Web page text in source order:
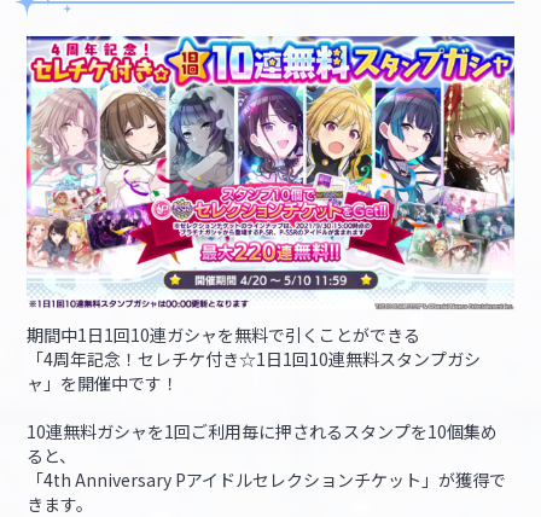
期間中1日1回10連ガシャを無料で引くことができる
「4周年記念！セレチケ付き☆1日1回10連無料スタンプガシ
ャ」を開催中です！
10連無料ガシャを1回ご利用毎に押されるスタンプを10個集め
ると、
「4th Anniversary Pアイドルセレクションチケット」が獲得で
きます。